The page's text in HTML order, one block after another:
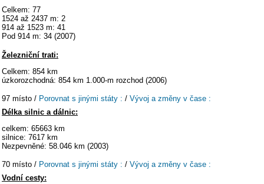
Celkem: 77
1524 až 2437 m: 2
914 až 1523 m: 41
Pod 914 m: 34 (2007)
Železniční trati:
Celkem: 854 km
úzkorozchodná: 854 km 1.000-m rozchod (2006)
97 místo / Porovnat s jinými státy : / Vývoj a změny v čase :
Délka silnic a dálnic:
celkem: 65663 km
silnice: 7617 km
Nezpevněné: 58.046 km (2003)
70 místo / Porovnat s jinými státy : / Vývoj a změny v čase :
Vodní cesty: